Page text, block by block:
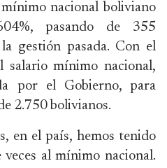
nacional boliviano
pasando de 355
gestión pasada. Con el
salario mínimo nacional,
por el Gobierno, para
2.750 bolivianos.
en el país, hemos tenido
al mínimo nacional.